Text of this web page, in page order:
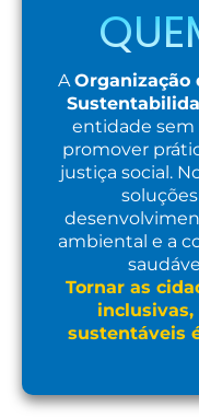
AOrganização
entidade sem
promover
justiça social.
ambiental e a
Tornar as
inclusivas,
sustentáveis